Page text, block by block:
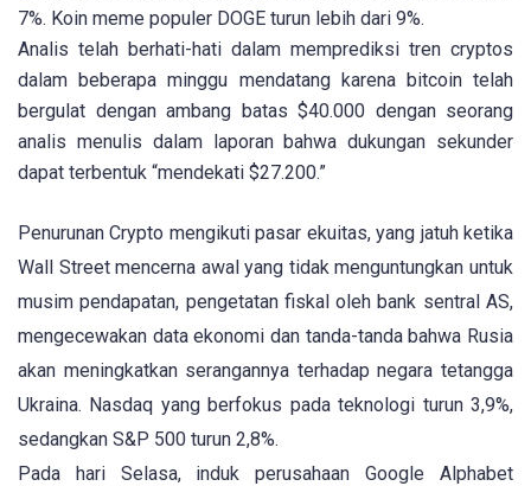
7%. Koin meme populer DOGE turun lebih dari 9%.
Analis telah berhati-hati dalam memprediksi tren cryptos
dalam beberapa minggu mendatang karena bitcoin telah
bergulat dengan ambang batas $40.000 dengan seorang
analis menulis dalam laporan bahwa dukungan sekunder
dapat terbentuk “mendekati $27.200.”
Penurunan Crypto mengikuti pasar ekuitas, yang jatuh ketika
Wall Street mencerna awal yang tidak menguntungkan untuk
musim pendapatan, pengetatan fiskal oleh bank sentral AS,
mengecewakan data ekonomi dan tanda-tanda bahwa Rusia
akan meningkatkan serangannya terhadap negara tetangga
Ukraina. Nasdaq yang berfokus pada teknologi turun 3,9%,
sedangkan S&P 500 turun 2,8%.
Pada hari Selasa, induk perusahaan Google Alphabet